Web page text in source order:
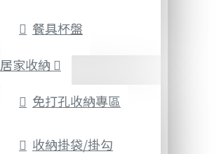
餐具杯盤
居家收納
免打孔收納專區
收納掛袋/掛勾